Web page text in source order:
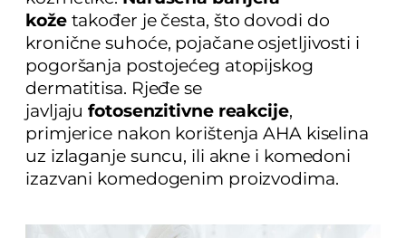
kožetakođer je česta, što dovodi do
kronične suhoće, pojačane osjetljivosti i
pogoršanja postojećeg atopijskog
dermatitisa. Rjeđe se
javljajufotosenzitivne reakcije,
primjerice nakon korištenja AHA kiselina
uz izlaganje suncu, ili akne i komedoni
izazvani komedogenim proizvodima.